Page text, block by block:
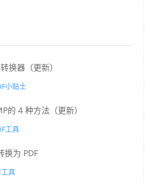
换器（更新）
小贴士
的 4 种方法（更新）
工具
换为 PDF
工具